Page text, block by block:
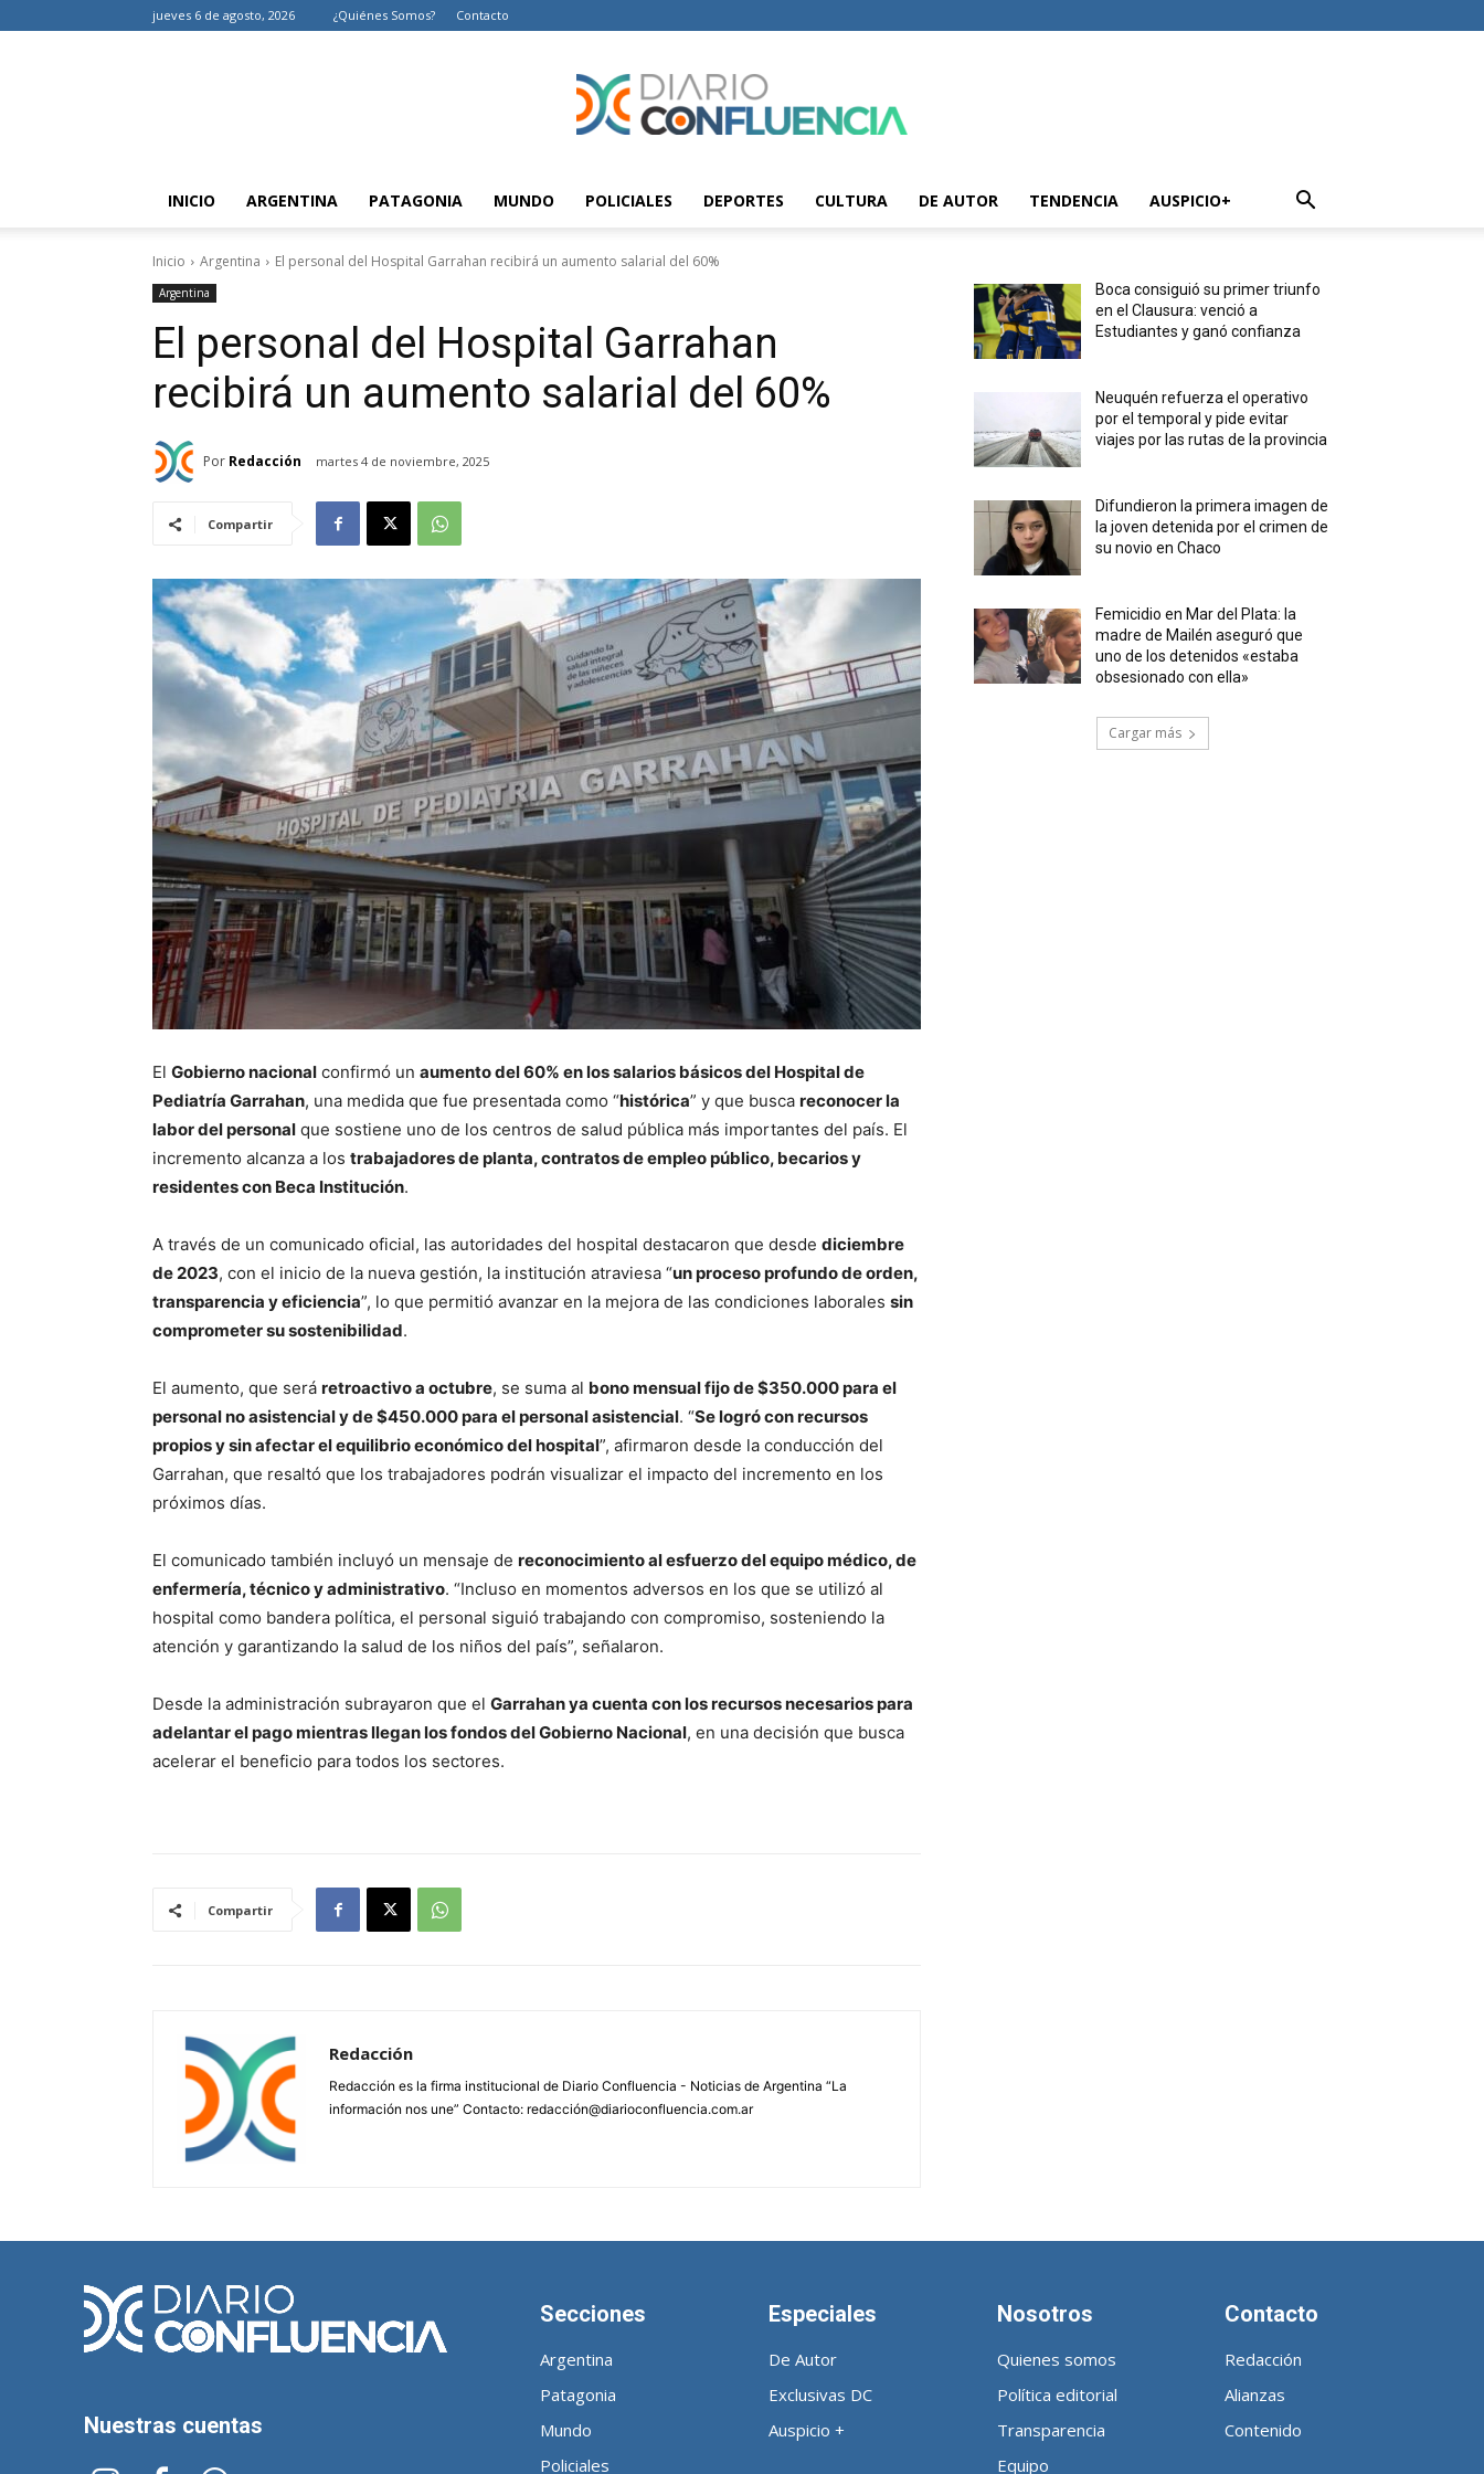
jueves 6 de agosto, 2026 ¿Quiénes Somos? Contacto
Diario
Confluencia
Noticias
de
Argentina
INICIO ARGENTINA PATAGONIA MUNDO POLICIALES DEPORTES CULTURA DE AUTOR TENDENCIA AUSPICIO+
Inicio Argentina El personal del Hospital Garrahan recibirá un aumento salarial del 60%
Argentina
El personal del Hospital Garrahan
recibirá un aumento salarial del 60%
Por Redacción martes 4 de noviembre, 2025
Compartir
El Gobierno nacional confirmó un aumento del 60% en los salarios básicos del Hospital de
Pediatría Garrahan, una medida que fue presentada como “histórica” y que busca reconocer la
labor del personal que sostiene uno de los centros de salud pública más importantes del país. El
incremento alcanza a los trabajadores de planta, contratos de empleo público, becarios y
residentes con Beca Institución.
A través de un comunicado oficial, las autoridades del hospital destacaron que desde diciembre
de 2023, con el inicio de la nueva gestión, la institución atraviesa “un proceso profundo de orden,
transparencia y eficiencia”, lo que permitió avanzar en la mejora de las condiciones laborales sin
comprometer su sostenibilidad.
El aumento, que será retroactivo a octubre, se suma al bono mensual fijo de $350.000 para el
personal no asistencial y de $450.000 para el personal asistencial. “Se logró con recursos
propios y sin afectar el equilibrio económico del hospital”, afirmaron desde la conducción del
Garrahan, que resaltó que los trabajadores podrán visualizar el impacto del incremento en los
próximos días.
El comunicado también incluyó un mensaje de reconocimiento al esfuerzo del equipo médico, de
enfermería, técnico y administrativo. “Incluso en momentos adversos en los que se utilizó al
hospital como bandera política, el personal siguió trabajando con compromiso, sosteniendo la
atención y garantizando la salud de los niños del país”, señalaron.
Desde la administración subrayaron que el Garrahan ya cuenta con los recursos necesarios para
adelantar el pago mientras llegan los fondos del Gobierno Nacional, en una decisión que busca
acelerar el beneficio para todos los sectores.
Compartir
Redacción
Redacción es la firma institucional de Diario Confluencia - Noticias de Argentina “La
información nos une” Contacto: redacción@diarioconfluencia.com.ar
Boca consiguió su primer triunfo
en el Clausura: venció a
Estudiantes y ganó confianza
Neuquén refuerza el operativo
por el temporal y pide evitar
viajes por las rutas de la provincia
Difundieron la primera imagen de
la joven detenida por el crimen de
su novio en Chaco
Femicidio en Mar del Plata: la
madre de Mailén aseguró que
uno de los detenidos «estaba
obsesionado con ella»
Cargar más
Nuestras cuentas
Secciones
Argentina
Patagonia
Mundo
Policiales
Especiales
De Autor
Exclusivas DC
Auspicio +
Nosotros
Quienes somos
Política editorial
Transparencia
Equipo
Contacto
Redacción
Alianzas
Contenido